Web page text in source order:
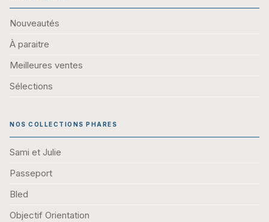
Nouveautés
À paraitre
Meilleures ventes
Sélections
NOS COLLECTIONS PHARES
Sami et Julie
Passeport
Bled
Objectif Orientation